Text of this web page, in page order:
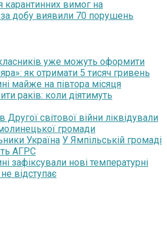
карантинних вимог на
добу виявили 70 порушень
уже можуть оформити
як отримати 5 тисяч гривень
майже на півтора місяця
раків: коли діятимуть
Другої світової війни ліквідували
громади
У Ямпільській громаді
АГРС
зафіксували нові температурні
відступає